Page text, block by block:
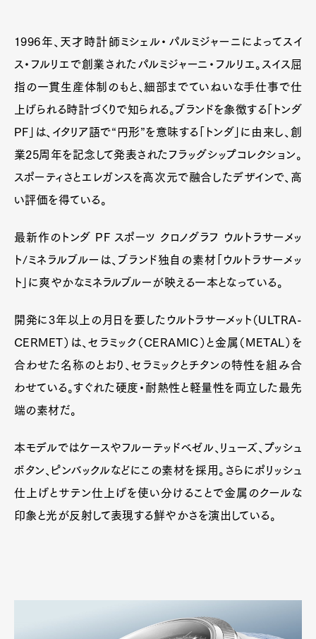
1996年、天才時計師ミシェル・パルミジャーニによってスイ
ス・フルリエで創業されたパルミジャーニ・フルリエ。スイス屈
指の一貫生産体制のもと、細部までていねいな手仕事で仕
上げられる時計づくりで知られる。ブランドを象徴する「トンダ
PF」は、イタリア語で“円形”を意味する「トンダ」に由来し、創
業25周年を記念して発表されたフラッグシップコレクション。
スポーティさとエレガンスを高次元で融合したデザインで、高
い評価を得ている。
最新作のトンダ PF スポーツ クロノグラフ ウルトラサーメッ
ト/ミネラルブルーは、ブランド独自の素材「ウルトラサーメッ
ト」に爽やかなミネラルブルーが映える一本となっている。
開発に3年以上の月日を要したウルトラサーメット（ULTRA-
CERMET）は、セラミック（CERAMIC）と金属（METAL）を
合わせた名称のとおり、セラミックとチタンの特性を組み合
わせている。すぐれた硬度・耐熱性と軽量性を両立した最先
端の素材だ。
本モデルではケースやフルーテッドベゼル、リューズ、プッシュ
ボタン、ピンバックルなどにこの素材を採用。さらにポリッシュ
仕上げとサテン仕上げを使い分けることで金属のクールな
印象と光が反射して表現する鮮やかさを演出している。